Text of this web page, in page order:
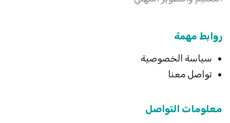
روابط مهمة
سياسة الخصوصية
تواصل معنا
معلومات التواصل